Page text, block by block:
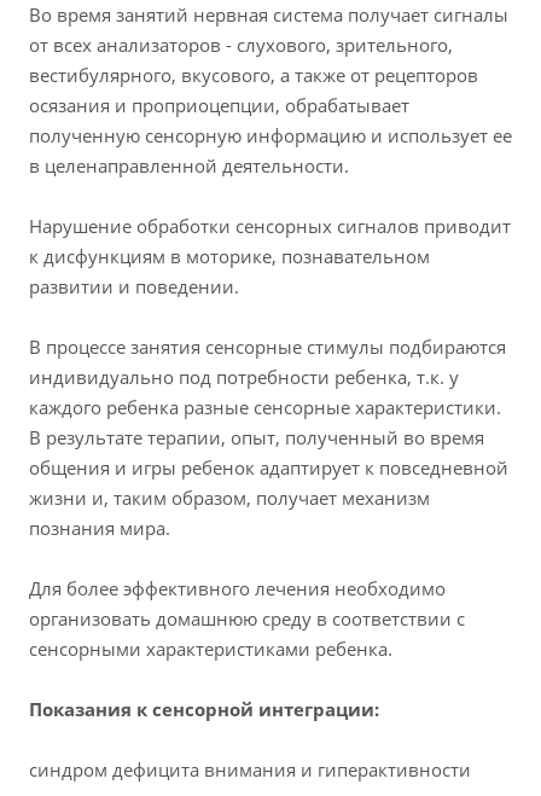
Во время занятий нервная система получает сигналы
от всех анализаторов - слухового, зрительного,
вестибулярного, вкусового, а также от рецепторов
осязания и проприоцепции, обрабатывает
полученную сенсорную информацию и использует ее
в целенаправленной деятельности.
Нарушение обработки сенсорных сигналов приводит
к дисфункциям в моторике, познавательном
развитии и поведении.
В процессе занятия сенсорные стимулы подбираются
индивидуально под потребности ребенка, т.к. у
каждого ребенка разные сенсорные характеристики.
В результате терапии, опыт, полученный во время
общения и игры ребенок адаптирует к повседневной
жизни и, таким образом, получает механизм
познания мира.
Для более эффективного лечения необходимо
организовать домашнюю среду в соответствии с
сенсорными характеристиками ребенка.
Показания к сенсорной интеграции:
синдром дефицита внимания и гиперактивности